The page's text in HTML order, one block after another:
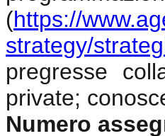
(https://
strategy/
pregresse
private;
Numero